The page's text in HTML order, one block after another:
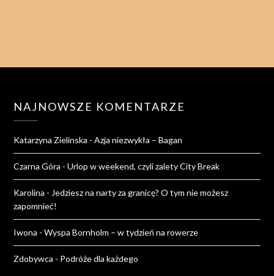
NAJNOWSZE KOMENTARZE
Katarzyna Zielinska -Azja niezwykła – Bagan
Czarna Góra -Urlop w weekend, czyli zalety City Break
Karolina - Jedziesz na narty za granicę? O tym nie możesz
zapomnieć!
Iwona -Wyspa Bornholm – w tydzień na rowerze
Zdobywca - Podróże dla każdego